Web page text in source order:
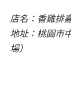
店名：香雞排
地址：桃園市
場）